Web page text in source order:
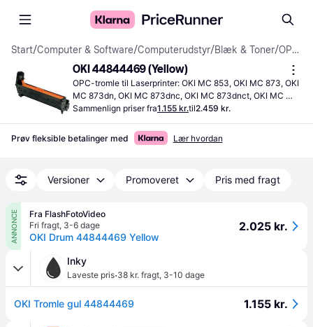
Start/Computer & Software/Computerudstyr/Blæk & Toner/ OPC-tromler
OKI 44844469 (Yellow)
OPC-tromle til Laserprinter: OKI MC 853, OKI MC 873, OKI
MC 873dn, OKI MC 873dnc, OKI MC 873dnct, OKI MC
873dnv
Sammenlign priser fra1.155 kr.til2.459 kr.
Prøv fleksible betalinger med Lær hvordan
Versioner Promoveret Pris med fragt
ANNONCE
Fra FlashFotoVideo
Fri fragt, 3-6 dage
OKI Drum 44844469 Yellow
2.025 kr.
Inky
Laveste pris·38 kr. fragt, 3-10 dage
OKI Tromle gul 44844469 1.155 kr.